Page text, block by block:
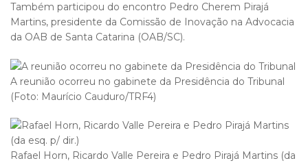
Também participou do encontro Pedro Cherem Pirajá
Martins, presidente da Comissão de Inovação na Advocacia
da OAB de Santa Catarina (OAB/SC).
A reunião ocorreu no gabinete da Presidência do Tribunal
(Foto: Maurício Cauduro/TRF4)
Rafael Horn, Ricardo Valle Pereira e Pedro Pirajá Martins (da